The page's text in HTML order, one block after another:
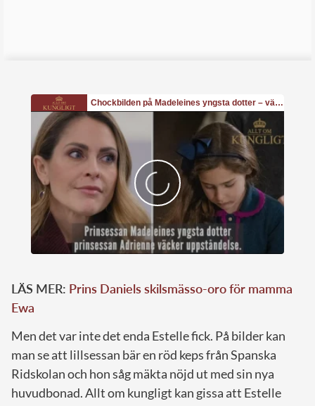
LÄS MER: Prins Daniels skilsmässo-oro för mamma
Ewa
Men det var inte det enda Estelle fick. På bilder kan
man se att lillsessan bär en röd keps från Spanska
Ridskolan och hon såg mäkta nöjd ut med sin nya
huvudbonad. Allt om kungligt kan gissa att Estelle